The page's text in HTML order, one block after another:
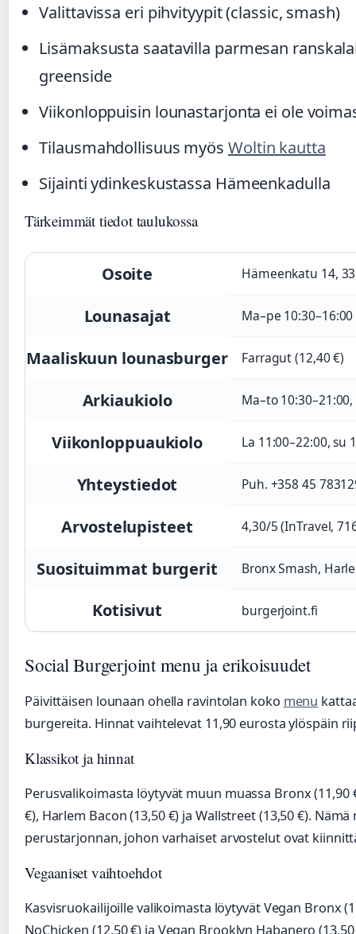
Valittavissa eri pihvityypit (classic, smash)
Lisämaksusta saatavilla parmesan
greenside
Viikonloppuisin lounastarjonta ei ole
Tilausmahdollisuus myös Woltin kautta
Sijainti ydinkeskustassa Hämeenkadulla
Tärkeimmät tiedot taulukossa
Osoite Hämeenkatu 14,
Lounasajat Ma–pe 10:30–16:00
Maaliskuun lounasburger Farragut (12,40 €)
Arkiaukiolo Ma–to
Viikonloppuaukiolo La 11:00–22:00, su
Yhteystiedot Puh. +358 45
Arvostelupisteet 4,30/5 (InTravel,
Suosituimmat burgerit Bronx Smash,
Kotisivut burgerjoint.fi
Social Burgerjoint menu ja erikoisuudet
Päivittäisen lounaan ohella ravintolan koko menu
burgereita. Hinnat vaihtelevat 11,90 eurosta ylöspäin
Klassikot ja hinnat
Perusvalikoimasta löytyvät muun muassa Bronx (11,90
€), Harlem Bacon (13,50 €) ja Wallstreet (13,50 €).
perustarjonnan, johon varhaiset arvostelut ovat
Vegaaniset vaihtoehdot
Kasvisruokailijoille valikoimasta löytyvät Vegan Bronx
NoChicken (12,50 €) ja Vegan Brooklyn Habanero